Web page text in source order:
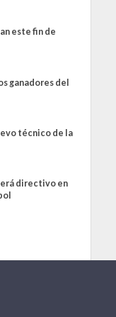
este fin de
ganadores del
técnico de la
directivo en